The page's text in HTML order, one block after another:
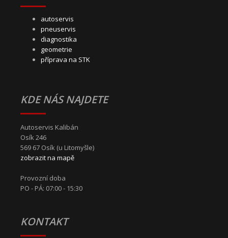
autoservis
pneuservis
diagnostika
geometrie
příprava na STK
KDE NÁS NAJDETE
Autoservis Kalibán
Osík 246
569 67 Osík (u Litomyšle)
zobrazit na mapě
Provozní doba
PO - PÁ: 07:00 - 15:30
KONTAKT